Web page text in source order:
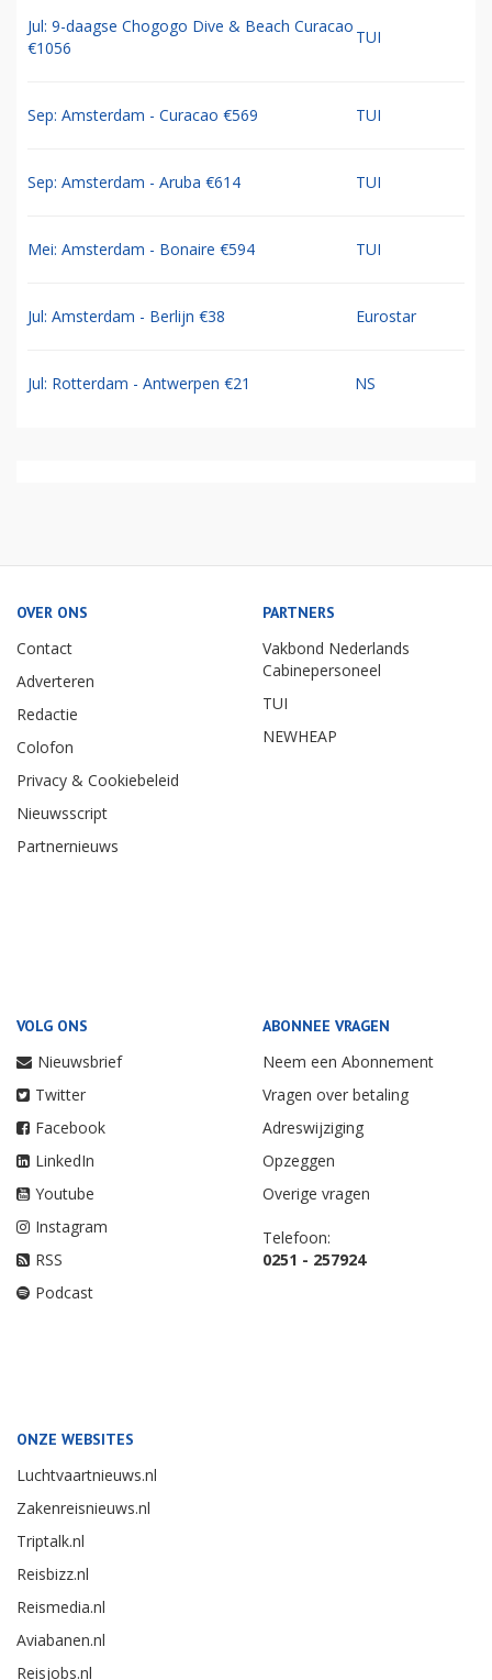
Jul: 9-daagse Chogogo Dive & Beach Curacao
€1056
TUI
Sep: Amsterdam - Curacao €569 TUI
Sep: Amsterdam - Aruba €614 TUI
Mei: Amsterdam - Bonaire €594 TUI
Jul: Amsterdam - Berlijn €38 Eurostar
Jul: Rotterdam - Antwerpen €21 NS
OVER ONS
Contact
Adverteren
Redactie
Colofon
Privacy & Cookiebeleid
Nieuwsscript
Partnernieuws
PARTNERS
Vakbond Nederlands
Cabinepersoneel
TUI
NEWHEAP
VOLG ONS
Nieuwsbrief
Twitter
Facebook
LinkedIn
Youtube
Instagram
RSS
Podcast
ABONNEE VRAGEN
Neem een Abonnement
Vragen over betaling
Adreswijziging
Opzeggen
Overige vragen
Telefoon:
0251 - 257924
ONZE WEBSITES
Luchtvaartnieuws.nl
Zakenreisnieuws.nl
Triptalk.nl
Reisbizz.nl
Reismedia.nl
Aviabanen.nl
Reisjobs.nl